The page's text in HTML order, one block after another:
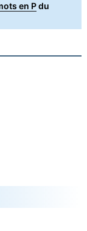
en Pdu